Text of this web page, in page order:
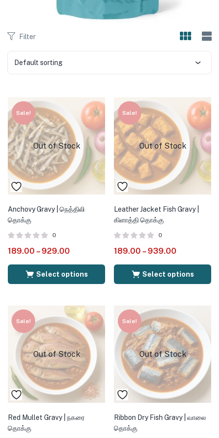
Filter
Default sorting
Sale!
Out of Stock
Anchovy Gravy | நெத்திலி
தொக்கு
0
189.00 – 929.00
Select options
Sale!
Out of Stock
Leather Jacket Fish Gravy |
கிளாத்தி தொக்கு
0
189.00 – 939.00
Select options
Sale!
Out of Stock
Red Mullet Gravy | நகரை
தொக்கு
Sale!
Out of Stock
Ribbon Dry Fish Gravy | வாலை
தொக்கு